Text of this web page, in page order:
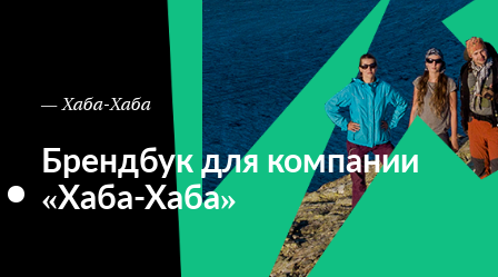
— Хаба-Хаба
Брендбук для компании
«Хаба-Хаба»